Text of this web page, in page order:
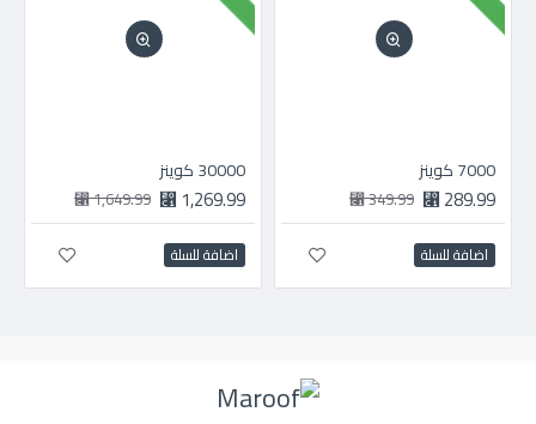
7000 كوينز
289.99 ⃁
349.99 ⃁
اضافة للسلة
30000 كوينز
1,269.99 ⃁
1,649.99 ⃁
اضافة للسلة